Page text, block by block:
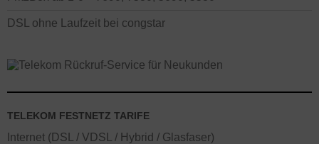
DSL ohne Laufzeit bei congstar
TELEKOM FESTNETZ TARIFE
Internet (DSL / VDSL / Hybrid / Glasfaser)